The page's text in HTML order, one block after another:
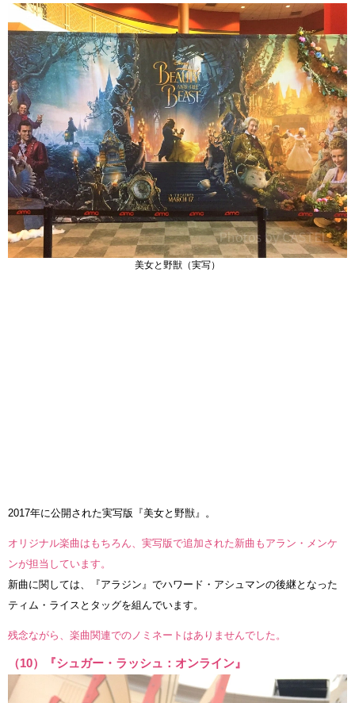
美女と野獣（実写）
2017年に公開された実写版『美女と野獣』。
オリジナル楽曲はもちろん、実写版で追加された新曲もアラン・メンケ
ンが担当しています。
新曲に関しては、『アラジン』でハワード・アシュマンの後継となった
ティム・ライスとタッグを組んでいます。
残念ながら、楽曲関連でのノミネートはありませんでした。
（10）『シュガー・ラッシュ：オンライン』